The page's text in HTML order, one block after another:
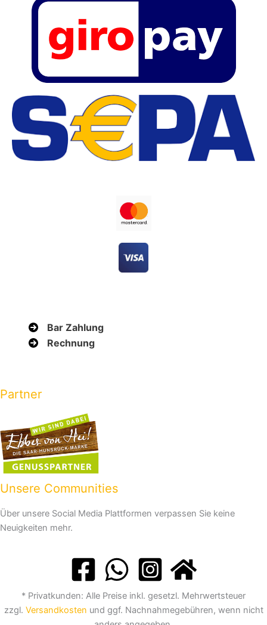
Bar Zahlung
Rechnung
Partner
Unsere Communities
Über unsere Social Media Plattformen verpassen Sie keine
Neuigkeiten mehr.
* Privatkunden: Alle Preise inkl. gesetzl. Mehrwertsteuer
zzgl. Versandkosten und ggf. Nachnahmegebühren, wenn nicht